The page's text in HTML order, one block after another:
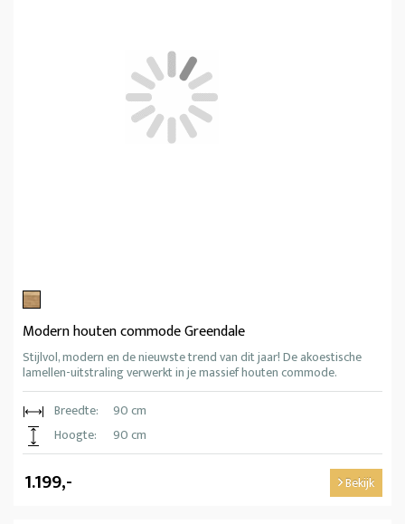
Modern houten commode Greendale
Stijlvol, modern en de nieuwste trend van dit jaar! De akoestische
lamellen-uitstraling verwerkt in je massief houten commode.
Breedte:
90 cm
Hoogte:
90 cm
1.199,- Bekijk